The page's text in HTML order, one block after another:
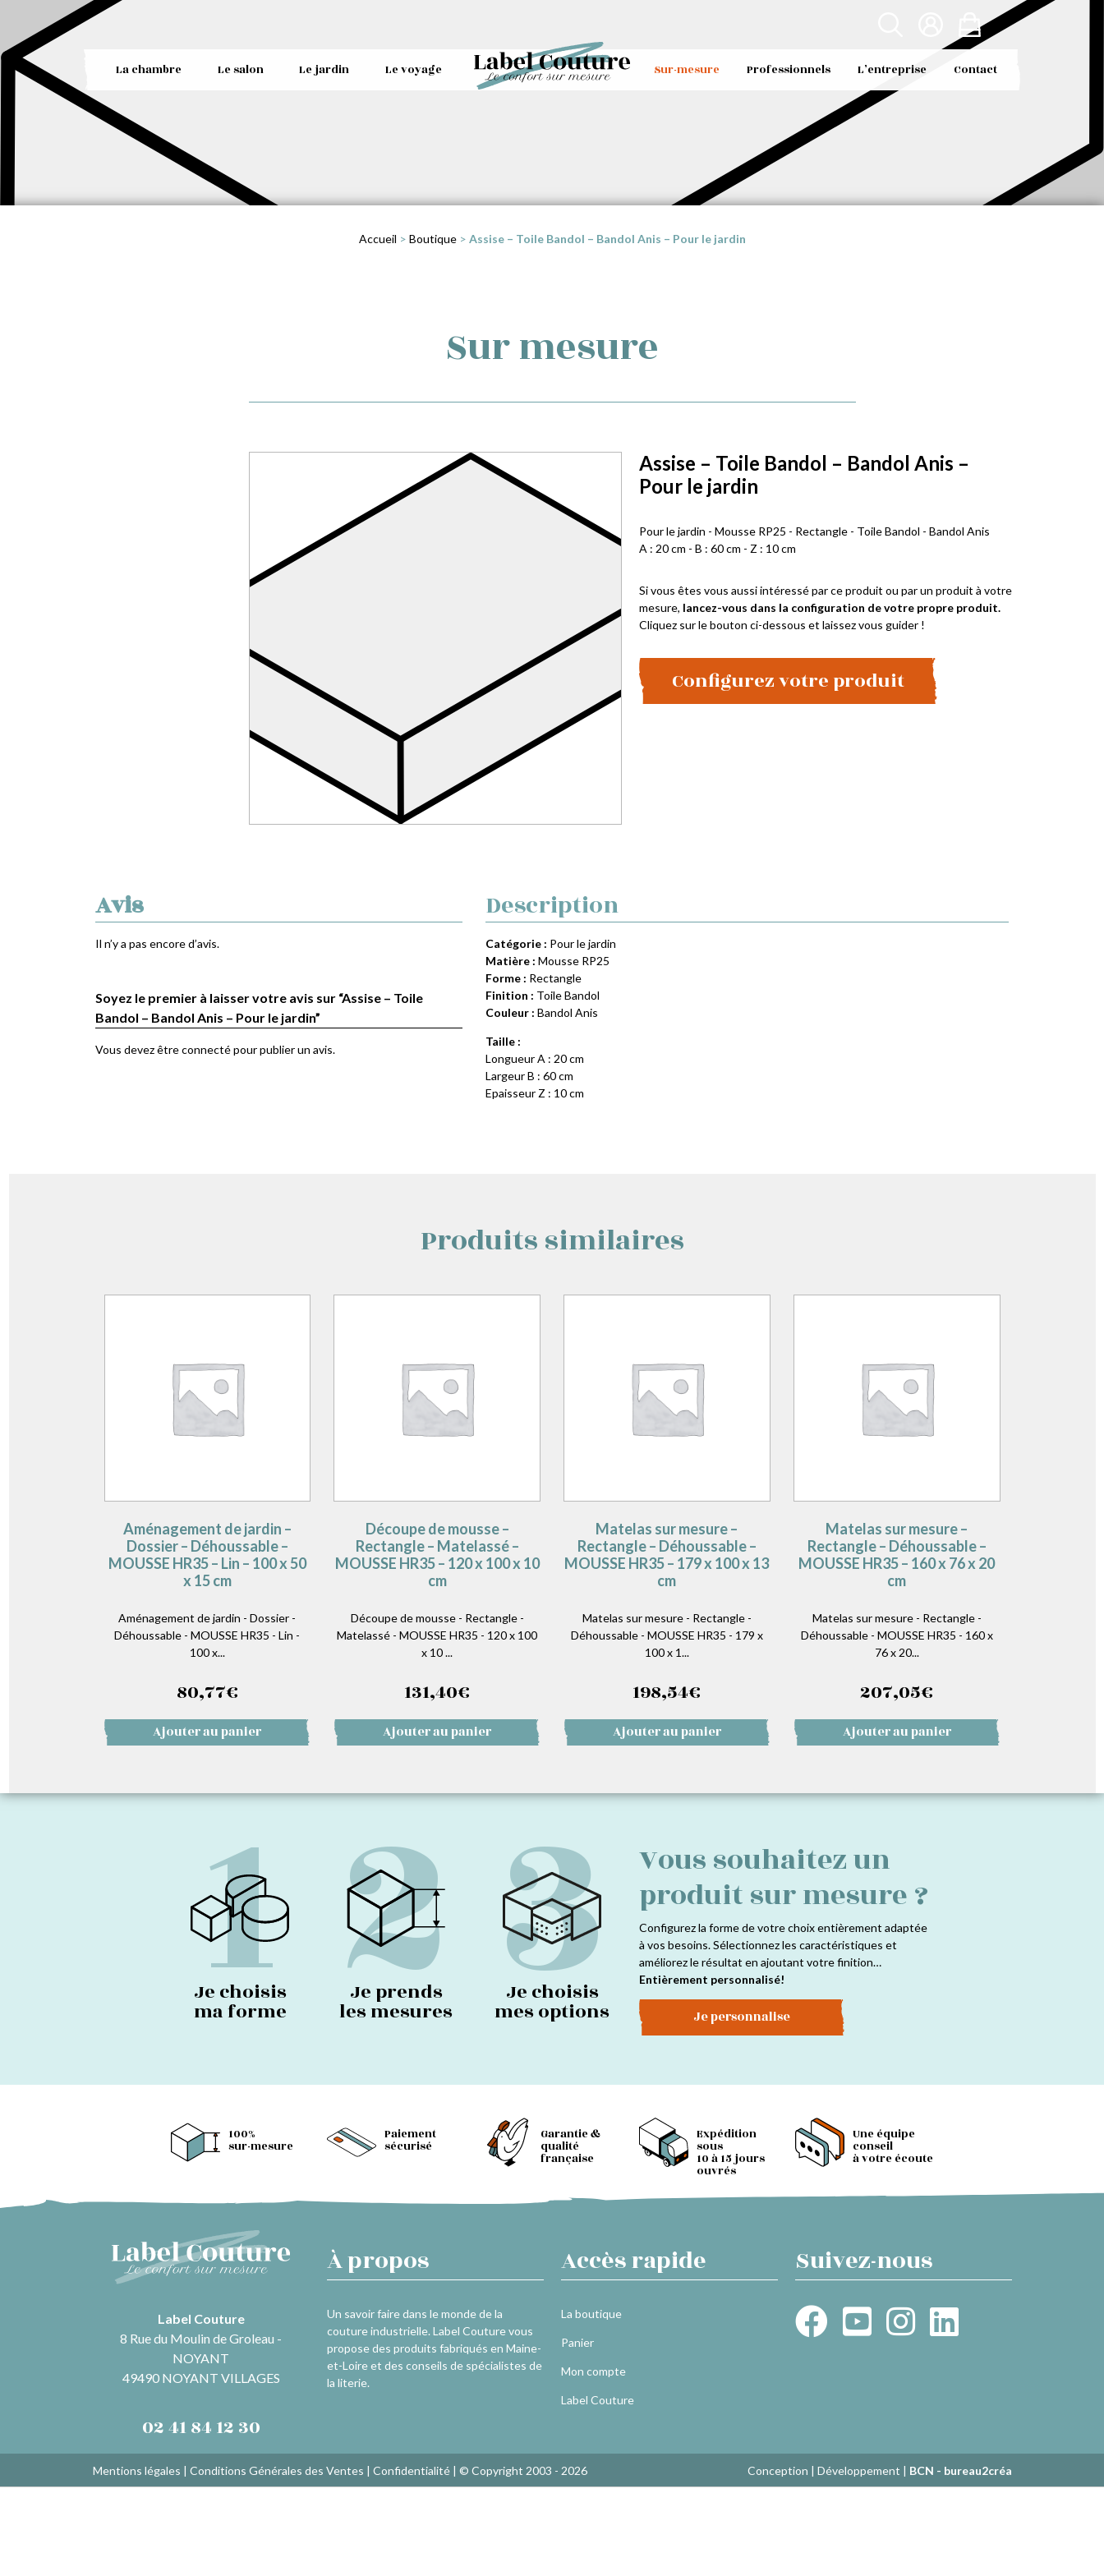
La chambre Le salon Le jardin Le voyage Sur-mesure Professionnels L’entreprise Contact
Accueil > Boutique> Assise – Toile Bandol – Bandol Anis – Pour le jardin
Sur mesure
Assise – Toile Bandol – Bandol Anis –
Pour le jardin
Pour le jardin - Mousse RP25 - Rectangle - Toile Bandol - Bandol Anis
A : 20 cm - B : 60 cm - Z : 10 cm
Si vous êtes vous aussi intéressé par ce produit ou par un produit à votre
mesure, lancez-vous dans la configuration de votre propre produit.
Cliquez sur le bouton ci-dessous et laissez vous guider !
Configurez votre produit
Avis
Il n’y a pas encore d’avis.
Soyez le premier à laisser votre avis sur “Assise – Toile
Bandol – Bandol Anis – Pour le jardin”
Vous devez êtreconnectépour publier un avis.
Description
Catégorie : Pour le jardin
Matière : Mousse RP25
Forme : Rectangle
Finition : Toile Bandol
Couleur : Bandol Anis
Taille :
Longueur A : 20 cm
Largeur B : 60 cm
Epaisseur Z : 10 cm
Produits similaires
Aménagement de jardin –
Dossier – Déhoussable –
MOUSSE HR35 – Lin – 100 x 50
x 15 cm
Aménagement de jardin - Dossier -
Déhoussable - MOUSSE HR35 - Lin -
100 x...
80,77€
Ajouter au panier
Découpe de mousse –
Rectangle – Matelassé –
MOUSSE HR35 – 120 x 100 x 10
cm
Découpe de mousse - Rectangle -
Matelassé - MOUSSE HR35 - 120 x 100
x 10 ...
131,40€
Ajouter au panier
Matelas sur mesure –
Rectangle – Déhoussable –
MOUSSE HR35 – 179 x 100 x 13
cm
Matelas sur mesure - Rectangle -
Déhoussable - MOUSSE HR35 - 179 x
100 x 1...
198,54€
Ajouter au panier
Matelas sur mesure –
Rectangle – Déhoussable –
MOUSSE HR35 – 160 x 76 x 20
cm
Matelas sur mesure - Rectangle -
Déhoussable - MOUSSE HR35 - 160 x
76 x 20...
207,05€
Ajouter au panier
1
Je choisis
ma forme 2
Je prends
les mesures 3
Je choisis
mes options
Vous souhaitez un
produit sur mesure ?
Configurez la forme de votre choix entièrement adaptée
à vos besoins. Sélectionnez les caractéristiques et
améliorez le résultat en ajoutant votre finition…
Entièrement personnalisé!
Je personnalise
100%
sur-mesure
Paiement
sécurisé
Garantie &
qualité
française
Expédition
sous
10 à 15 jours
ouvrés
Une équipe
conseil
à votre écoute
Label Couture
8 Rue du Moulin de Groleau -
NOYANT
49490 NOYANT VILLAGES
02 41 84 12 30
À propos
Un savoir faire dans le monde de la
couture industrielle. Label Couture vous
propose des produits fabriqués en Maine-
et-Loire et des conseils de spécialistes de
la literie.
Accès rapide
La boutique
Panier
Mon compte
Label Couture
Suivez-nous
Mentions légales | Conditions Générales des Ventes | Confidentialité| © Copyright 2003 - 2026 Conception | Développement | BCN - bureau2créa